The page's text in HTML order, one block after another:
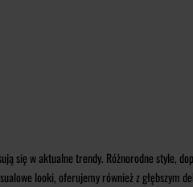
się w aktualne trendy. Różnorodne style,
looki, oferujemy również z głębszym